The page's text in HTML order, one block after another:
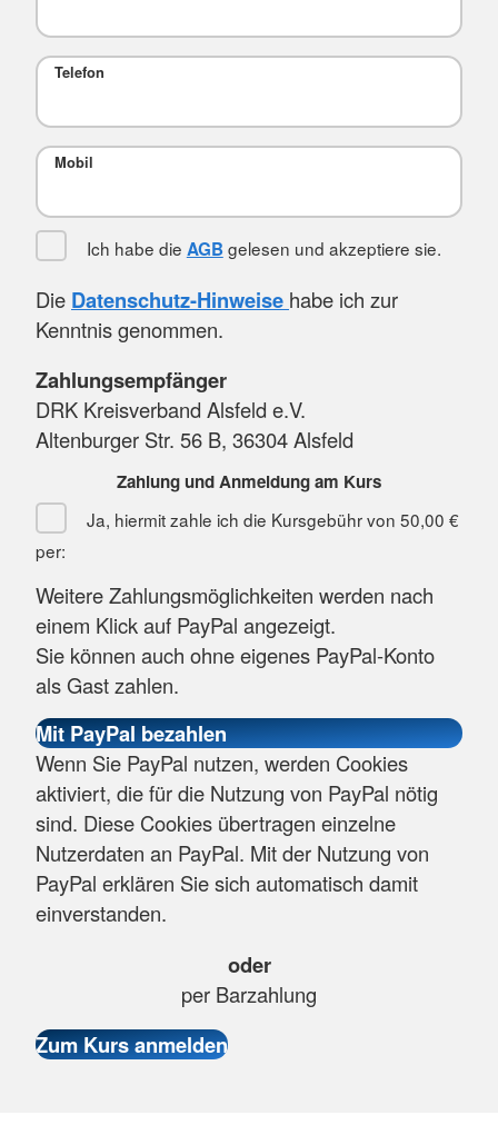
Telefon
Mobil
Ich habe die AGB gelesen und akzeptiere sie.
Die Datenschutz-Hinweise habe ich zur
Kenntnis genommen.
Zahlungsempfänger
DRK Kreisverband Alsfeld e.V.
Altenburger Str. 56 B, 36304 Alsfeld
Zahlung und Anmeldung am Kurs
Ja, hiermit zahle ich die Kursgebühr von 50,00 €
per:
Weitere Zahlungsmöglichkeiten werden nach
einem Klick auf PayPal angezeigt.
Sie können auch ohne eigenes PayPal-Konto
als Gast zahlen.
Wenn Sie PayPal nutzen, werden Cookies
aktiviert, die für die Nutzung von PayPal nötig
sind. Diese Cookies übertragen einzelne
Nutzerdaten an PayPal. Mit der Nutzung von
PayPal erklären Sie sich automatisch damit
einverstanden.
oder
per Barzahlung